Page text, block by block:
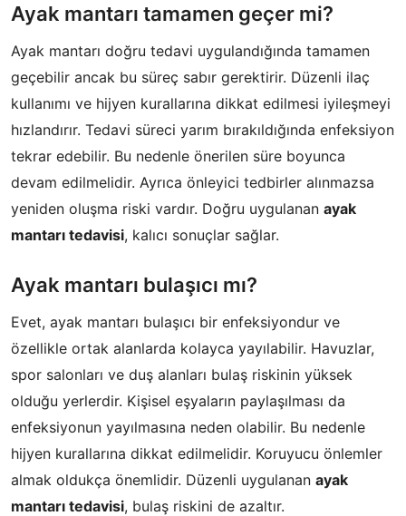
Ayak mantarı tamamen geçer mi?
Ayak mantarı doğru tedavi uygulandığında tamamen
geçebilir ancak bu süreç sabır gerektirir. Düzenli ilaç
kullanımı ve hijyen kurallarına dikkat edilmesi iyileşmeyi
hızlandırır. Tedavi süreci yarım bırakıldığında enfeksiyon
tekrar edebilir. Bu nedenle önerilen süre boyunca
devam edilmelidir. Ayrıca önleyici tedbirler alınmazsa
yeniden oluşma riski vardır. Doğru uygulanan ayak
mantarı tedavisi, kalıcı sonuçlar sağlar.
Ayak mantarı bulaşıcı mı?
Evet, ayak mantarı bulaşıcı bir enfeksiyondur ve
özellikle ortak alanlarda kolayca yayılabilir. Havuzlar,
spor salonları ve duş alanları bulaş riskinin yüksek
olduğu yerlerdir. Kişisel eşyaların paylaşılması da
enfeksiyonun yayılmasına neden olabilir. Bu nedenle
hijyen kurallarına dikkat edilmelidir. Koruyucu önlemler
almak oldukça önemlidir. Düzenli uygulanan ayak
mantarı tedavisi, bulaş riskini de azaltır.